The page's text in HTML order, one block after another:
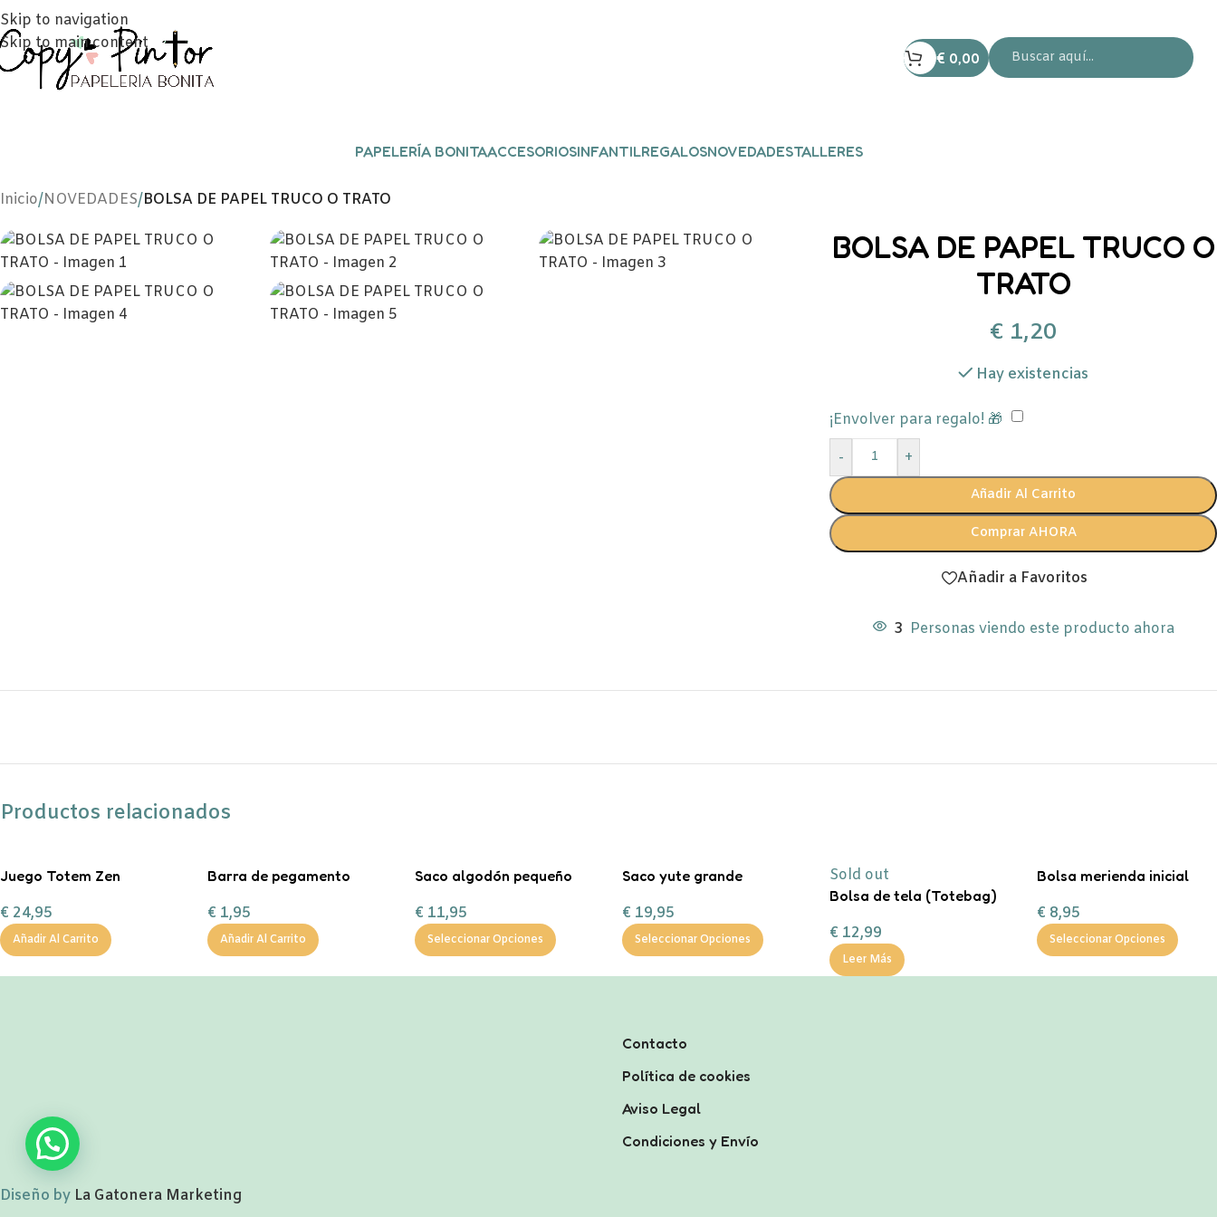
Skip to navigation
Skip to main content
€ 0,00
PAPELERÍA BONITAACCESORIOSINFANTILREGALOSNOVEDADESTALLERES
Inicio/NOVEDADES/BOLSA DE PAPEL TRUCO O TRATO
BOLSA DE PAPEL TRUCO O
TRATO
€ 1,20
Hay existencias
¡Envolver para regalo! 🎁
-
+
Añadir Al Carrito
Comprar AHORA
Añadir a Favoritos
3 Personas viendo este producto ahora
Productos relacionados
Juego Totem Zen
€ 24,95
Añadir Al Carrito
Barra de pegamento
€ 1,95
Añadir Al Carrito
Saco algodón pequeño
Magos”
€ 11,95
Seleccionar Opciones
Saco yute grande
€ 19,95
Seleccionar Opciones
Sold out
Bolsa de tela (Totebag)
€ 12,99
Leer Más
Bolsa merienda inicial
€ 8,95
Seleccionar Opciones
Contacto
Política de cookies
Aviso Legal
Condiciones y Envío
Diseño by La Gatonera Marketing